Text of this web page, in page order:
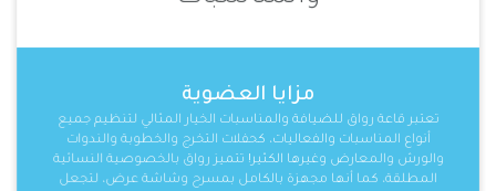
مزايا العضوية
تعتبر قاعة رواق للضيافة والمناسبات الخيار المثالي لتنظيم جميع
أنواع المناسبات والفعاليات، كحفلات التخرج والخطوبة والندوات
والورش والمعارض وغيرها الكثير! تتميز رواق بالخصوصية النسائية
المطلقة، كما أنها مجهزة بالكامل بمسرح وشاشة عرض، لتجعل